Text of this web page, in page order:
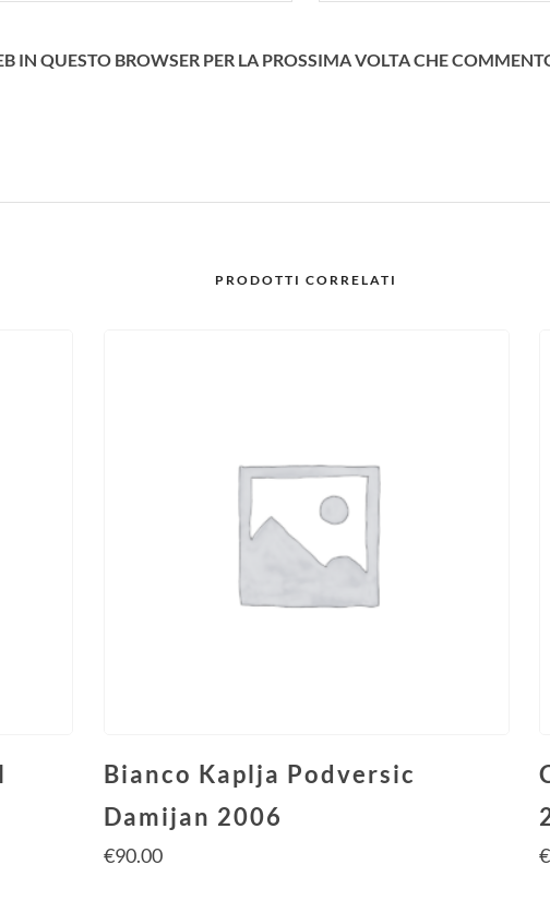
IN QUESTO BROWSER PER LA PROSSIMA VOLTA CHE
PRODOTTI CORRELATI
Bianco Kaplja Podversic
Damijan 2006
€90.00 €